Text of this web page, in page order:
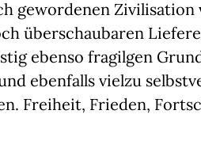
gewordenen Zivilisation
überschaubaren
ebenso fragilgen
ebenfalls vielzu
Freiheit, Frieden,